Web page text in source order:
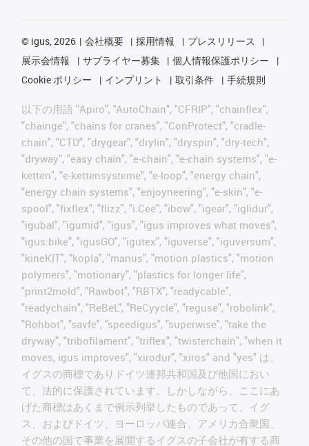
© igus, 2026 会社概要 採用情報
プレスリリース
展示会情報
サプライヤー募集
個人情報保護ポリシー
Cookie ポリシー
インプリント 取引条件 手続規則
以下の用語 "Apiro", "AutoChain", "CFRIP", "chainflex",
"chainge", "chains for cranes", "ConProtect", "cradle-
chain", "CTD", "drygear", "drylin", "dryspin", "dry-tech",
"dryway", "easy chain", "e-chain", "e-chain systems", "e-
ketten", "e-kettensysteme", "e-loop", "energy chain",
"energy chain systems", "enjoyneering", "e-skin", "e-
spool", "fixflex", "flizz", "i.Cee", "ibow", "igear", "iglidur",
"igubal", "igumid", "igus", "igus improves what moves",
"igus:bike", "igusGO", "igutex", "iguverse", "iguversum",
"kineKIT", "kopla", "manus", "motion plastics", "motion
polymers", "motionary", "plastics for longer life",
"print2mold", "Rawbot", "RBTX", "readycable",
"readychain", "ReBeL", "ReCyycle", "reguse", "robolink",
"Rohbot", "savfe", "speedigus", "superwise", "take the
dryway", "tribofilament", "triflex", "twisterchain", "when it
moves, igus improves", "xirodur", "xiros" and "yes" は、
イグスの商標でありドイツ連邦共和国及び他国におい
て、法的に保護されています。しかしながら、ここにあ
げた商標はあくまで例示列挙したものであって、イグ
ス、およびドイツ、ヨーロッパ連合、アメリカ合衆国、
その他の国で事業を展開するイグスの子会社が有する商